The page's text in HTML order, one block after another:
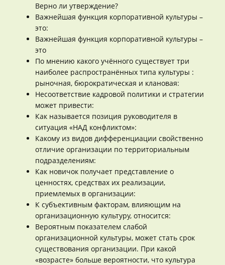
Верно ли утверждение?
Важнейшая функция корпоративной культуры –
это:
Важнейшая функция корпоративной культуры –
это
По мнению какого учённого существует три
наиболее распространённых типа культуры :
рыночная, бюрократическая и клановая:
Несоответствие кадровой политики и стратегии
может привести:
Как называется позиция руководителя в
ситуация «НАД конфликтом»:
Какому из видов дифференциации свойственно
отличие организации по территориальным
подразделениям:
Как новичок получает представление о
ценностях, средствах их реализации,
приемлемых в организации:
К субъективным факторам, влияющим на
организационную культуру, относится:
Вероятным показателем слабой
организационной культуры, может стать срок
существования организации. При какой
«возрасте» больше вероятности, что культура